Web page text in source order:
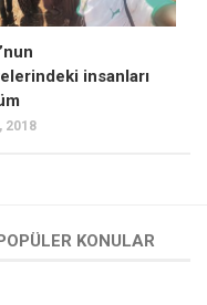
insanları
2018
KONULAR